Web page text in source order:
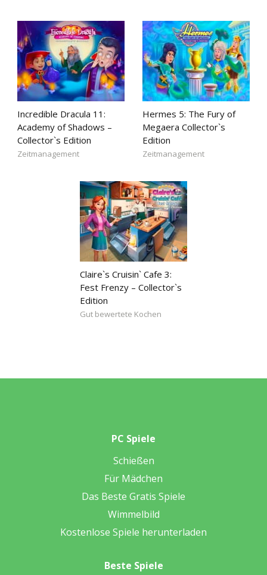
Incredible Dracula 11:
Academy of Shadows –
Collector`s Edition
Zeitmanagement
Hermes 5: The Fury of
Megaera Collector`s
Edition
Zeitmanagement
Claire`s Cruisin` Cafe 3:
Fest Frenzy – Collector`s
Edition
Gut bewertete Kochen
PC Spiele
Schießen
Für Mädchen
Das Beste Gratis Spiele
Wimmelbild
Kostenlose Spiele herunterladen
Beste Spiele